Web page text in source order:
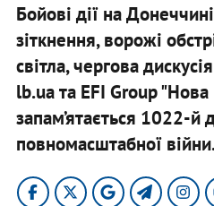
Бойові дії на
зіткнення, ворожі
світла, чергова
lb.ua та EFI Group "Нова
запам’ятається 1022-й
повномасштабної